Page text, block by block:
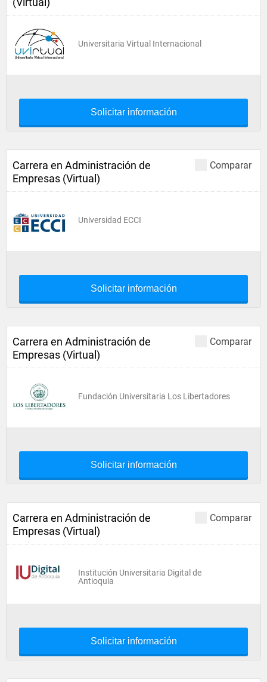
Universitaria Virtual Internacional
Solicitar información
Comparar
Carrera en Administración de
Empresas (Virtual)
Universidad ECCI
Solicitar información
Comparar
Carrera en Administración de
Empresas (Virtual)
Fundación Universitaria Los Libertadores
Solicitar información
Comparar
Carrera en Administración de
Empresas (Virtual)
Institución Universitaria Digital de
Antioquia
Solicitar información